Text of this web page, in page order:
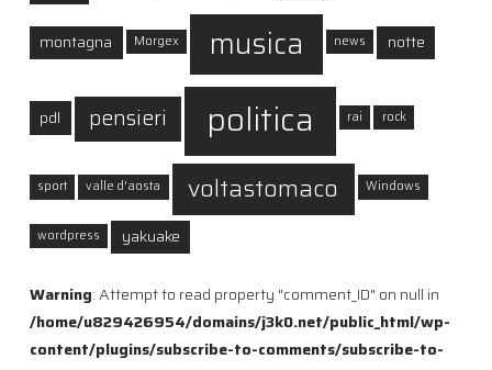
montagna Morgex musica news notte
pdl pensieri politica rai rock
sport valle d'aosta voltastomaco Windows
wordpress yakuake
Warning: Attempt to read property "comment_ID" on null in
/home/u829426954/domains/j3k0.net/public_html/wp-
content/plugins/subscribe-to-comments/subscribe-to-